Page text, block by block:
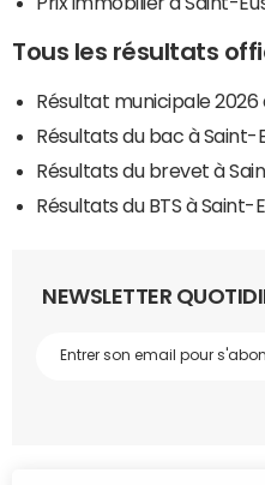
Tous les résultats
Résultat municipale
Résultats du bac à Saint-
Résultats du brevet à
Résultats du BTS à Saint-
NEWSLETTER